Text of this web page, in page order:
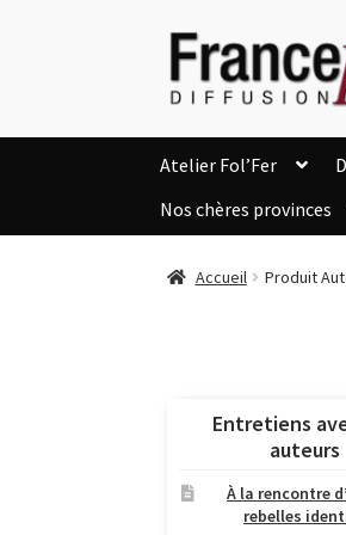
Aller
la
Aller
au
contenu
Atelier Fol’Fer
Nos chères provinces
Accueil Produit
Entretiens
auteurs
À la rencontre
rebelles